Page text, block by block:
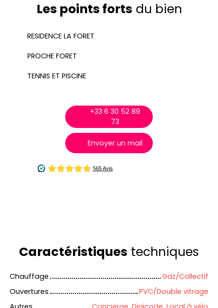
Les points forts du bien
RESIDENCE LA FORET
PROCHE FORET
TENNIS ET PISCINE
+33 6 30 52 89
73
Envoyer un mail
Caractéristiques techniques
Chauffage
Gaz/Collectif
Ouvertures
PVC/Double vitrage